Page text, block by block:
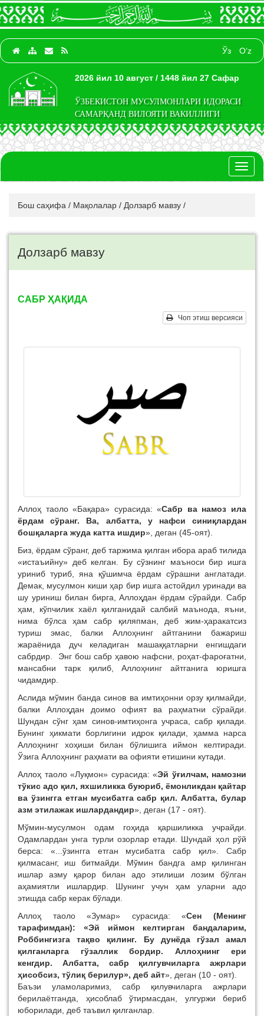
Ўз O‘z
2026 йил 10 август / 1448 йил 27 Сафар
ЎЗБЕКИСТОН МУСУЛМОНЛАРИ ИДОРАСИ
САМАРҚАНД ВИЛОЯТИ ВАКИЛЛИГИ
Бош саҳифа / Мақолалар / Долзарб мавзу /
Долзарб мавзу
САБР ҲАҚИДА
Чоп этиш версияси
Аллоҳ таоло «Бақара» сурасида: «Сабр ва намоз ила
ёрдам сўранг. Ва, албатта, у нафси синиқлардан
бошқаларга жуда катта ишдир», деган (45-оят).
Биз, ёрдам сўранг, деб таржима қилган ибора араб тилида
«истаъийну» деб келган. Бу сўзнинг маъноси бир ишга
уриниб туриб, яна қўшимча ёрдам сўрашни англатади.
Демак, мусулмон киши ҳар бир ишга астойдил уринади ва
шу уриниш билан бирга, Аллоҳдан ёрдам сўрайди. Сабр
ҳам, кўпчилик хаёл қилганидай салбий маънода, яъни,
нима бўлса ҳам сабр қиляпман, деб жим-ҳаракатсиз
туриш эмас, балки Аллоҳнинг айтганини бажариш
жараёнида дуч келадиган машаққатларни енгишдаги
сабрдир. Энг бош сабр ҳавою нафсни, роҳат-фароғатни,
мансабни тарк қилиб, Аллоҳнинг айтганига юришга
чидамдир.
Аслида мўмин банда синов ва имтиҳонни орзу қилмайди,
балки Аллоҳдан доимо офият ва раҳматни сўрайди.
Шундан сўнг ҳам синов-имтиҳонга учраса, сабр қилади.
Бунинг ҳикмати борлигини идрок қилади, ҳамма нарса
Аллоҳнинг хоҳиши билан бўлишига иймон келтиради.
Ўзига Аллоҳнинг раҳмати ва офияти етишини кутади.
Аллоҳ таоло «Луқмон» сурасида: «Эй ўғилчам, намозни
тўкис адо қил, яхшиликка буюриб, ёмонликдан қайтар
ва ўзингга етган мусибатга сабр қил. Албатта, булар
азм этилажак ишлардандир», деган (17 - оят).
Мўмин-мусулмон одам гоҳида қаршиликка учрайди.
Одамлардан унга турли озорлар етади. Шундай ҳол рўй
берса: «...ўзингга етган мусибатга сабр қил». Сабр
қилмасанг, иш битмайди. Мўмин бандга амр қилинган
ишлар азму қарор билан адо этилиши лозим бўлган
аҳамиятли ишлардир. Шунинг учун ҳам уларни адо
этишда сабр керак бўлади.
Аллоҳ таоло «Зумар» сурасида: «Сен (Менинг
тарафимдан): «Эй иймон келтирган бандаларим,
Роббингизга тақво қилинг. Бу дунёда гўзал амал
қилганларга гўзаллик бордир. Аллоҳнинг ери
кенгдир. Албатта, сабр қилгувчиларга ажрлари
ҳисобсиз, тўлиқ берилур», деб айт», деган (10 - оят).
Баъзи уламоларимиз, сабр қилувчиларга ажрлари
берилаётганда, ҳисоблаб ўтирмасдан, улгуржи бериб
юборилади, деб таъвил қилганлар.